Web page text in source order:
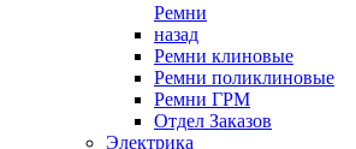
Ремни
назад
Ремни клиновые
Ремни поликлиновые
Ремни ГРМ
Отдел Заказов
Электрика